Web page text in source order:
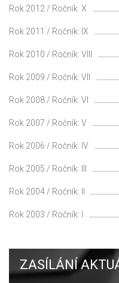
Rok 2012 / Ročník: X
Rok 2011 / Ročník: IX
Rok 2010 / Ročník: VIII
Rok 2009 / Ročník: VII
Rok 2008 / Ročník: VI
Rok 2007 / Ročník: V
Rok 2006 / Ročník: IV
Rok 2005 / Ročník: III
Rok 2004 / Ročník: II
Rok 2003 / Ročník: I
ZASÍLÁNÍ